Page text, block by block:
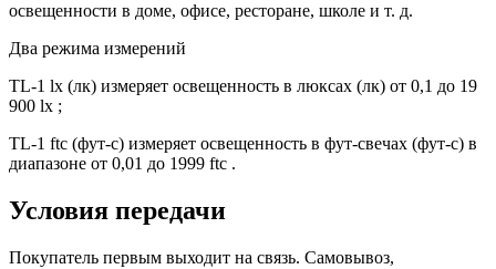
освещенности в доме, офисе, ресторане, школе и т. д.
Два режима измерений
TL-1 lx (лк) измеряет освещенность в люксах (лк) от 0,1 до 19
900 lx ;
TL-1 ftc (фут-с) измеряет освещенность в фут-свечах (фут-с) в
диапазоне от 0,01 до 1999 ftc .
Условия передачи
Покупатель первым выходит на связь. Самовывоз,